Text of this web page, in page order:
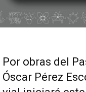
Por obras del
Óscar Pérez